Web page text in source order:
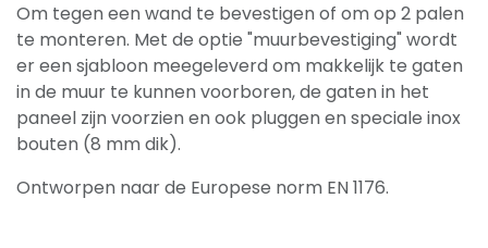
Om tegen een wand te bevestigen of om op 2 palen
te monteren. Met de optie "muurbevestiging" wordt
er een sjabloon meegeleverd om makkelijk te gaten
in de muur te kunnen voorboren, de gaten in het
paneel zijn voorzien en ook pluggen en speciale inox
bouten (8 mm dik).
Ontworpen naar de Europese norm EN 1176.